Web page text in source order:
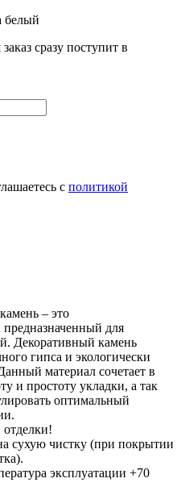
белый
сразу поступит в
с политикой
– это
для
Декоративный камень
гипса и экологически
материал сочетает в
и простоту укладки, а так
оптимальный
сухую чистку (при покрытии
эксплуатации +70